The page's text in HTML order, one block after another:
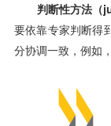
判断性方法
要依靠专家判断得
分协调一致，例如